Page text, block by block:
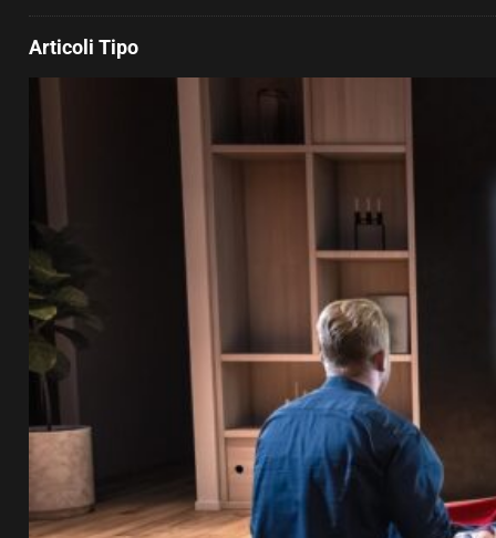
Articoli Tipo